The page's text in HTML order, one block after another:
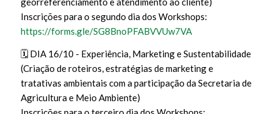
Inscrições para o segundo dia dos Workshops:
https://forms.gle/SG8BnoPFABVVUw7VA
🗓 DIA 16/10 - Experiência, Marketing e Sustentabilidade
(Criação de roteiros, estratégias de marketing e
tratativas ambientais com a participação da Secretaria de
Agricultura e Meio Ambiente)